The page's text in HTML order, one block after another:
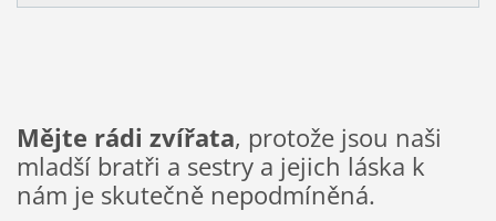
Mějte rádi zvířata, protože jsou naši
mladší bratři a sestry a jejich láska k
nám je skutečně nepodmíněná.